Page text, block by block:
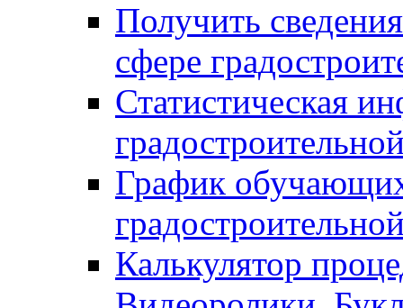
Получить
сфере
Статистическая
График
Калькулятор